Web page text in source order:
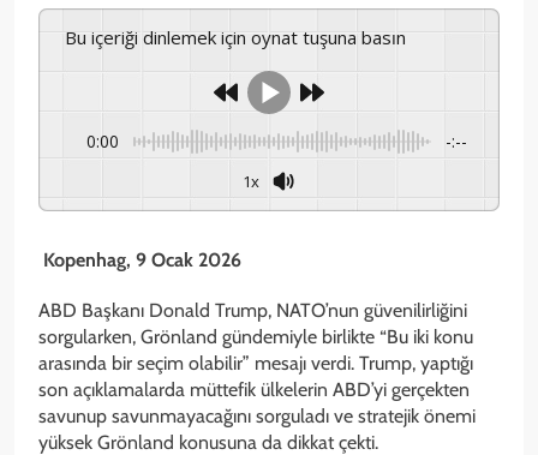
Bu içeriği dinlemek için oynat tuşuna basın
0:00 -:--
1x
Kopenhag, 9 Ocak 2026
ABD Başkanı Donald Trump, NATO’nun güvenilirliğini
sorgularken, Grönland gündemiyle birlikte “Bu iki konu
arasında bir seçim olabilir” mesajı verdi. Trump, yaptığı
son açıklamalarda müttefik ülkelerin ABD’yi gerçekten
savunup savunmayacağını sorguladı ve stratejik önemi
yüksek Grönland konusuna da dikkat çekti.